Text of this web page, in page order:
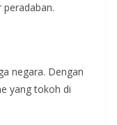
negara. Dengan
yang tokoh di